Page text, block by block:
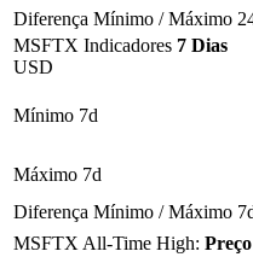
Diferença Mínimo / Máximo
MSFTX Indicadores 7 Dias
USD
Mínimo 7d
Máximo 7d
Diferença Mínimo / Máximo
MSFTX All-Time High: